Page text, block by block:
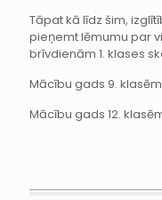
Tāpat kā līdz šim,
pieņemt lēmumu par
brīvdienām 1. klases
Mācību gads 9.
Mācību gads 12.